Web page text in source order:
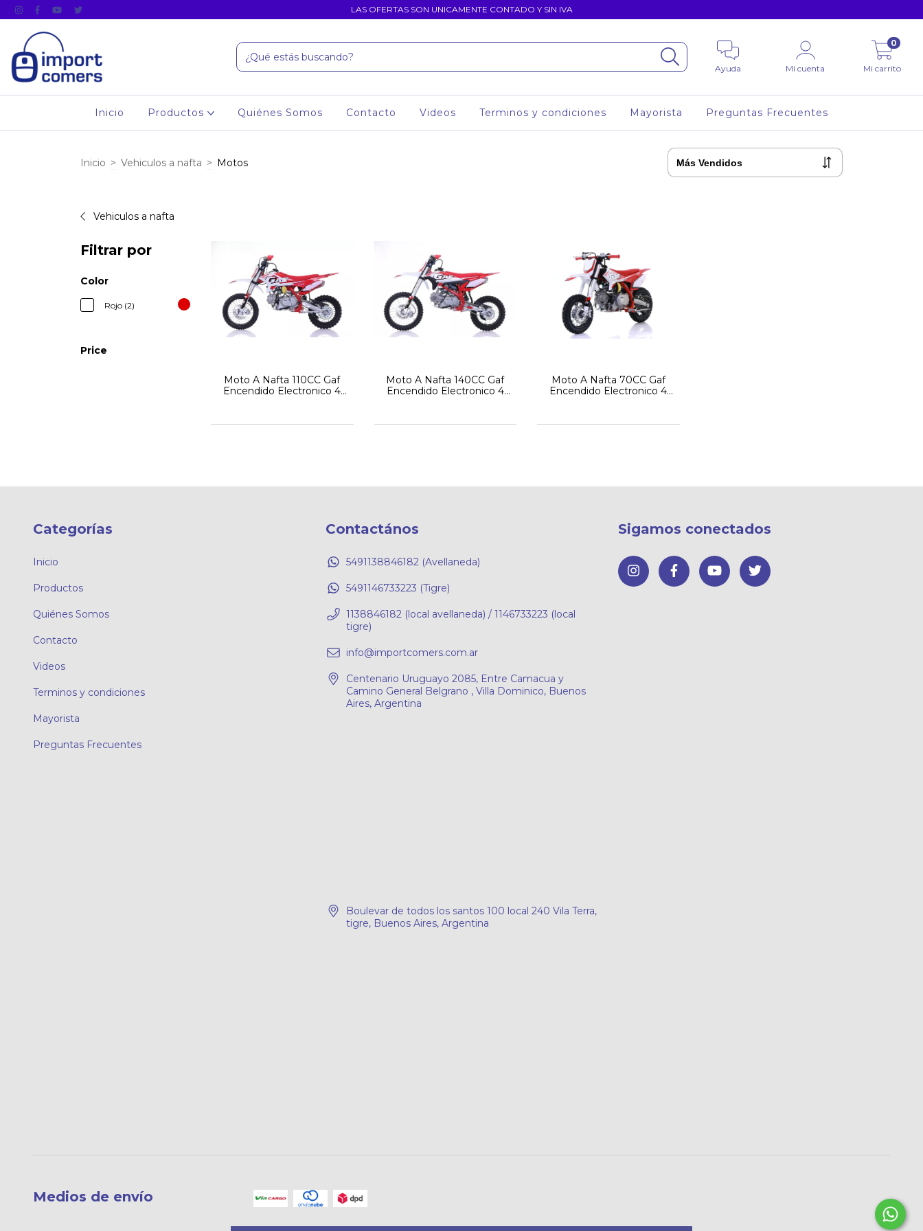
LAS OFERTAS SON UNICAMENTE CONTADO Y SIN IVA
Ayuda Mi cuenta Mi carrito
0
Inicio Productos Quiénes Somos Contacto Videos Terminos y condiciones Mayorista Preguntas Frecuentes
Inicio > Vehiculos a nafta > Motos
Vehiculos a nafta
Filtrar por
Color
Rojo (2)
Price
Moto A Nafta 110CC Gaf
Encendido Electronico 4
Moto A Nafta 140CC Gaf
Encendido Electronico 4
Moto A Nafta 70CC Gaf
Encendido Electronico 4
Categorías
Inicio
Productos
Quiénes Somos
Contacto
Videos
Terminos y condiciones
Mayorista
Preguntas Frecuentes
Contactános
5491138846182 (Avellaneda)
5491146733223 (Tigre)
1138846182 (local avellaneda) / 1146733223 (local
tigre)
info@importcomers.com.ar
Centenario Uruguayo 2085, Entre Camacua y
Camino General Belgrano , Villa Dominico, Buenos
Aires, Argentina
Boulevar de todos los santos 100 local 240 Vila Terra,
tigre, Buenos Aires, Argentina
Sigamos conectados
Medios de envío